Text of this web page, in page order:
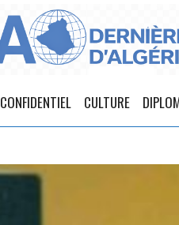
CONFIDENTIEL CULTURE